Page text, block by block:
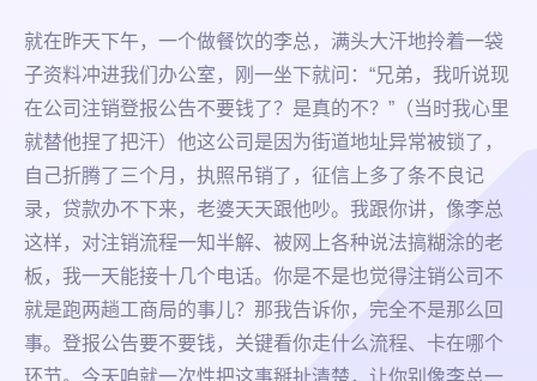
就在昨天下午，一个做餐饮的李总，满头大汗地拎着一袋
子资料冲进我们办公室，刚一坐下就问：“兄弟，我听说现
在公司注销登报公告不要钱了？是真的不？”（当时我心里
就替他捏了把汗）他这公司是因为街道地址异常被锁了，
自己折腾了三个月，执照吊销了，征信上多了条不良记
录，贷款办不下来，老婆天天跟他吵。我跟你讲，像李总
这样，对注销流程一知半解、被网上各种说法搞糊涂的老
板，我一天能接十几个电话。你是不是也觉得注销公司不
就是跑两趟工商局的事儿？那我告诉你，完全不是那么回
事。登报公告要不要钱，关键看你走什么流程、卡在哪个
环节。今天咱就一次性把这事掰扯清楚，让你别像李总一